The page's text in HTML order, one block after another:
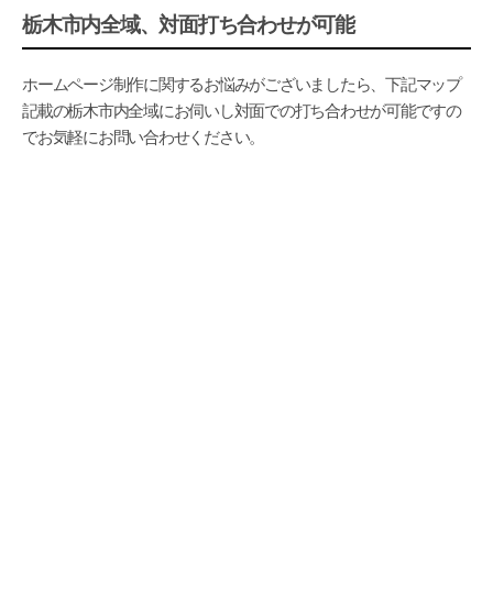
栃木市内全域、対面打ち合わせが可能
ホームページ制作に関するお悩みがございましたら、下記マップ
記載の栃木市内全域にお伺いし対面での打ち合わせが可能ですの
でお気軽にお問い合わせください。